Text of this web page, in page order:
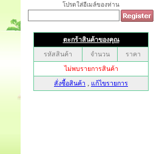
โปรดใส่อีเมล์ของท่าน